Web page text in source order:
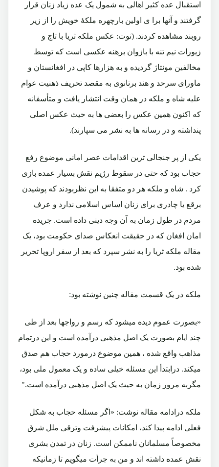
استقبال عده کثیر اهالی به شمول یک عده زیاد زنان قرار
گرفتند و آنها برا ی اولین بارچهره ملکۀ خویش را از زیر
روبند مشاهده کردند. (نوت: عکس ملکه ثریا با تاج و
زیورات نیم تنه با بازوان برهنه عکسی است که توسط
مخالفین مونتاژ گردیده و به هزارها کاپی در افغانستان و
ماورای سرحد و هند برتانوی به مقصد تحریف ذهنیت عوام
علیه شاه و ملکه در همان وقت انتشار یافت و متأسفانه
که اکنون همین عکس را بعضی ها به حیث عکس اصلی
پنداشته و در رسانه ها به نشر می سپارند).
یکی از پر جنجالی ترین اقدامات عصر امانی موضوع رفع
حجاب بود که حتی در سقوط رژیم نقش بسیار عمده بازی
کرد . شاه و ملکه هر دو متفقا به این نظربودند که پوشیدن
برقع یا چادری برای زنان اساس اسلامی ندارد و عرف
مردم در طول زمان به آن وجه دینی داده است. جریده
امان افغان که در حقیقت انعکاس صدای حکومت بود، یک
مقاله ملکه ثریا را به نشر سپرد که بعد از سفر اروپا تحریر
شده بود.
ملکه در یک قسمت مقاله چنین نوشته بود:
«بصورت عموم دیده میشود که رسم و رواجها بعد از طی
چند ایام بصورت یک اصل مذهبی درآمده است و این درتمام
مذاهب واقع شده ، همین موضوع درمورد حجاب هم صدق
میکند. درابتدأ این مسئله خیلی ساده و یک معمول ملی بود،
مگربه مرور زمان به حیث یک اصل مذهبی درآمده است."
ملکه درادامه مقاله نوشت: «اگر مسئله حجاب به شکل
فعلی ادامه پیدا کند، امکانات پیشرفت وترقی ملل شرق
مخصوصاً مسلمانان ناممکن است. زنان در تمدن بشری
نقش عمده داشته اند و من به جرأت میگویم تا زمانیکه